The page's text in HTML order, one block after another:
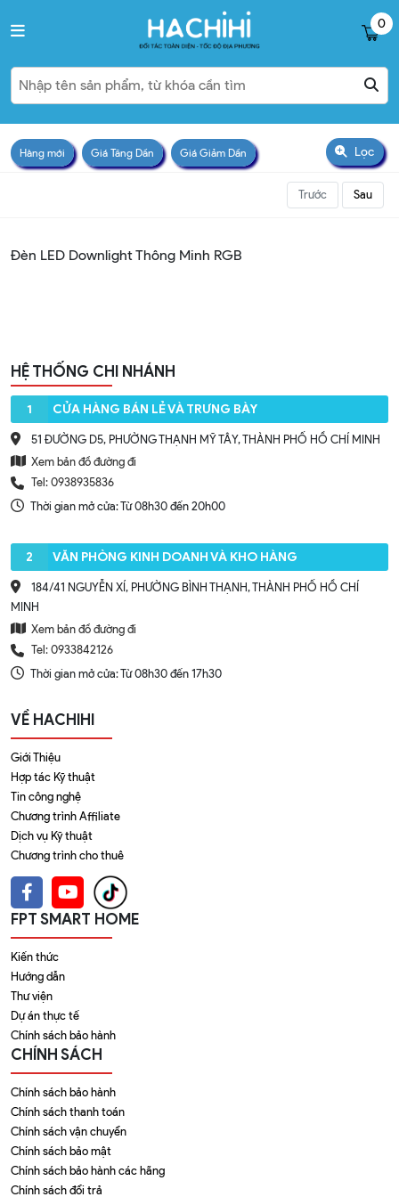
0
Hàng mới Giá Tăng Dần Giá Giảm Dần Lọc
Trước Sau
Đèn LED Downlight Thông Minh RGB
HỆ THỐNG CHI NHÁNH
1 CỬA HÀNG BÁN LẺ VÀ TRƯNG BÀY
51 ĐƯỜNG D5, PHƯỜNG THẠNH MỸ TÂY, THÀNH PHỐ HỒ CHÍ MINH
Xem bản đồ đường đi
Tel: 0938935836
Thời gian mở cửa: Từ 08h30 đến 20h00
2 VĂN PHÒNG KINH DOANH VÀ KHO HÀNG
184/41 NGUYỄN XÍ, PHƯỜNG BÌNH THẠNH, THÀNH PHỐ HỒ CHÍ
MINH
Xem bản đồ đường đi
Tel: 0933842126
Thời gian mở cửa: Từ 08h30 đến 17h30
VỀ HACHIHI
Giới Thiệu
Hợp tác Kỹ thuật
Tin công nghệ
Chương trình Affiliate
Dịch vụ Kỹ thuật
Chương trình cho thuê
FPT SMART HOME
Kiến thức
Hướng dẫn
Thư viện
Dự án thực tế
Chính sách bảo hành
CHÍNH SÁCH
Chính sách bảo hành
Chính sách thanh toán
Chính sách vận chuyển
Chính sách bảo mật
Chính sách bảo hành các hãng
Chính sách đổi trả